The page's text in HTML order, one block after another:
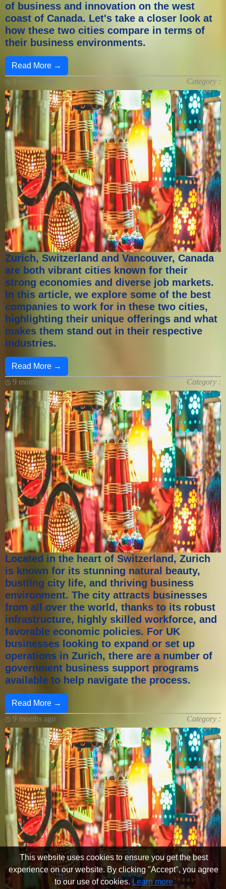
This website uses cookies to ensure you get the best
experience on our website. By clicking "Accept", you agree
to our use of cookies.Learn more
of business and innovation on the west
coast of Canada. Let's take a closer look at
how these two cities compare in terms of
their business environments.
Read More →
9 months ago
Category :
Zurich, Switzerland and Vancouver, Canada
are both vibrant cities known for their
strong economies and diverse job markets.
In this article, we explore some of the best
companies to work for in these two cities,
highlighting their unique offerings and what
makes them stand out in their respective
industries.
Read More →
9 months ago
Category :
Located in the heart of Switzerland, Zurich
is known for its stunning natural beauty,
bustling city life, and thriving business
environment. The city attracts businesses
from all over the world, thanks to its robust
infrastructure, highly skilled workforce, and
favorable economic policies. For UK
businesses looking to expand or set up
operations in Zurich, there are a number of
government business support programs
available to help navigate the process.
Read More →
9 months ago
Category :